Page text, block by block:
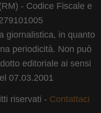
- Codice Fiscale e
giornalistica, in quanto
periodicità. Non può
editoriale ai sensi
07.03.2001
riservati - Contattaci